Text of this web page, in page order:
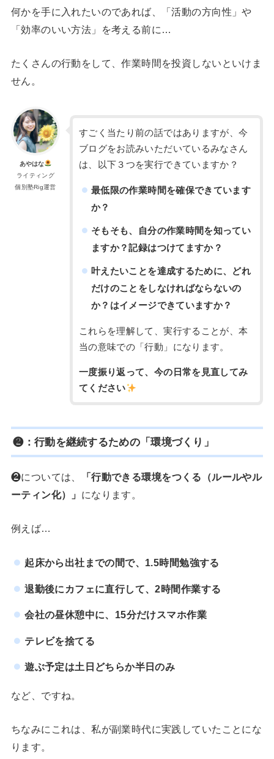
何かを手に入れたいのであれば、「活動の方向性」や
「効率のいい方法」を考える前に…
たくさんの行動をして、作業時間を投資しないといけま
せん。
あやはな
ライティング
個別塾Rig運営
すごく当たり前の話ではありますが、今
ブログをお読みいただいているみなさん
は、以下３つを実行できていますか？
最低限の作業時間を確保できています
か？
そもそも、自分の作業時間を知ってい
ますか？記録はつけてますか？
叶えたいことを達成するために、どれ
だけのことをしなければならないの
か？はイメージできていますか？
これらを理解して、実行することが、本
当の意味での「行動」になります。
一度振り返って、今の日常を見直してみ
てください
❷： 行動を継続するための「環境づくり」
❷については、
「行動できる環境をつくる（ルールやル
ーティン化）」 になります。
例えば…
起床から出社までの間で、1.5時間勉強する
退勤後にカフェに直行して、2時間作業する
会社の昼休憩中に、15分だけスマホ作業
テレビを捨てる
遊ぶ予定は土日どちらか半日のみ
など、ですね。
ちなみにこれは、私が副業時代に実践していたことにな
ります。